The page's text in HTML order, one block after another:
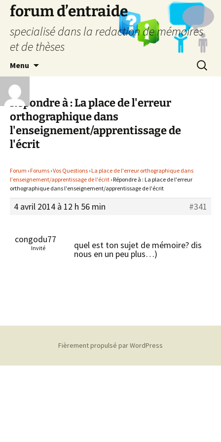
forum d’entraide
specialisé dans la redaction de mémoires
et de thèses
Menu
Répondre à : La place de l'erreur
orthographique dans
l'enseignement/apprentissage de
l'écrit
Forum ›Forums ›Vos Questions ›La place de l'erreur orthographique dans
l'enseignement/apprentissage de l'écrit › Répondre à : La place de l'erreur
orthographique dans l'enseignement/apprentissage de l'écrit
4 avril 2014 à 12 h 56 min #341
congodu77
Invité quel est ton sujet de mémoire? dis
nous en un peu plus…)
Fièrement propulsé par WordPress